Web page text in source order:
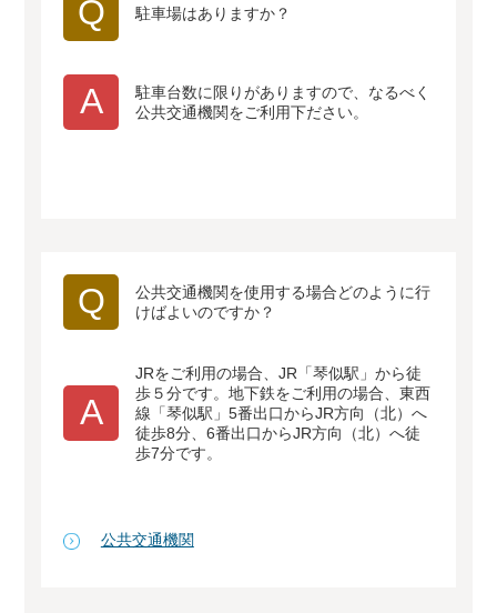
Q 駐車場はありますか？
A
駐車台数に限りがありますので、なるべく
公共交通機関をご利用下ださい。
Q
公共交通機関を使用する場合どのように行
けばよいのですか？
A
JRをご利用の場合、JR「琴似駅」から徒
歩５分です。地下鉄をご利用の場合、東西
線「琴似駅」5番出口からJR方向（北）へ
徒歩8分、6番出口からJR方向（北）へ徒
歩7分です。
公共交通機関